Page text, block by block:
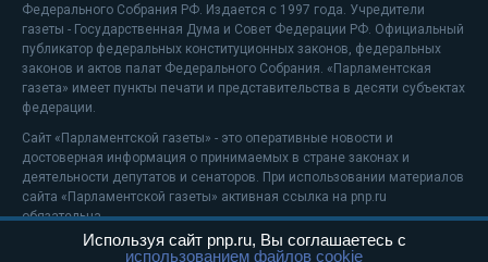
Федерального Собрания РФ. Издается с 1997 года. Учредители
газеты - Государственная Дума и Совет Федерации РФ. Официальный
публикатор федеральных конституционных законов, федеральных
законов и актов палат Федерального Собрания. «Парламентская
газета» имеет пункты печати и представительства в десяти субъектах
федерации.
Сайт «Парламентской газеты» - это оперативные новости и
достоверная информация о принимаемых в стране законах и
деятельности депутатов и сенаторов. При использовании материалов
сайта «Парламентской газеты» активная ссылка на pnp.ru
обязательна.
На информационном ресурсе применяютсярекомендательные
Используя сайт pnp.ru, Вы соглашаетесь с
использованием файлов cookie